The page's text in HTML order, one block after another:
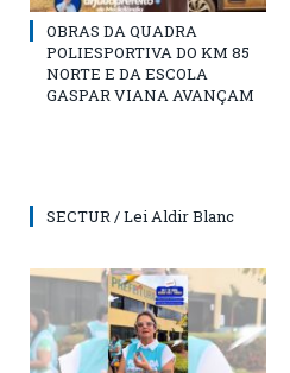
OBRAS DA QUADRA
POLIESPORTIVA DO KM 85
NORTE E DA ESCOLA
GASPAR VIANA AVANÇAM
SECTUR / Lei Aldir Blanc